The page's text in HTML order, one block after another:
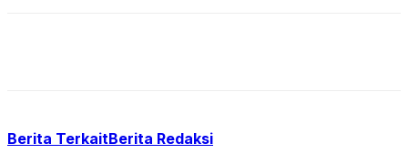
Berita TerkaitBerita Redaksi